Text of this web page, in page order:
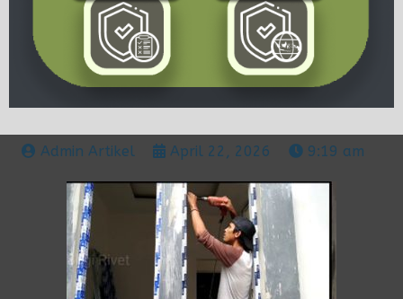
Admin Artikel April 22, 2026 9:19 am